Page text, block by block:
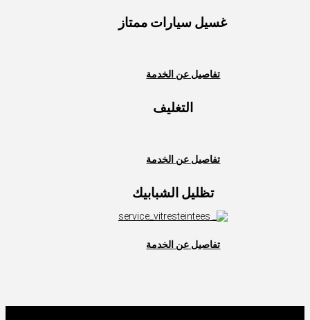
غسيل سيارات ممتاز
تفاصيل عن الخدمة
التغليف
تفاصيل عن الخدمة
تظليل الشبابيك
تفاصيل عن الخدمة